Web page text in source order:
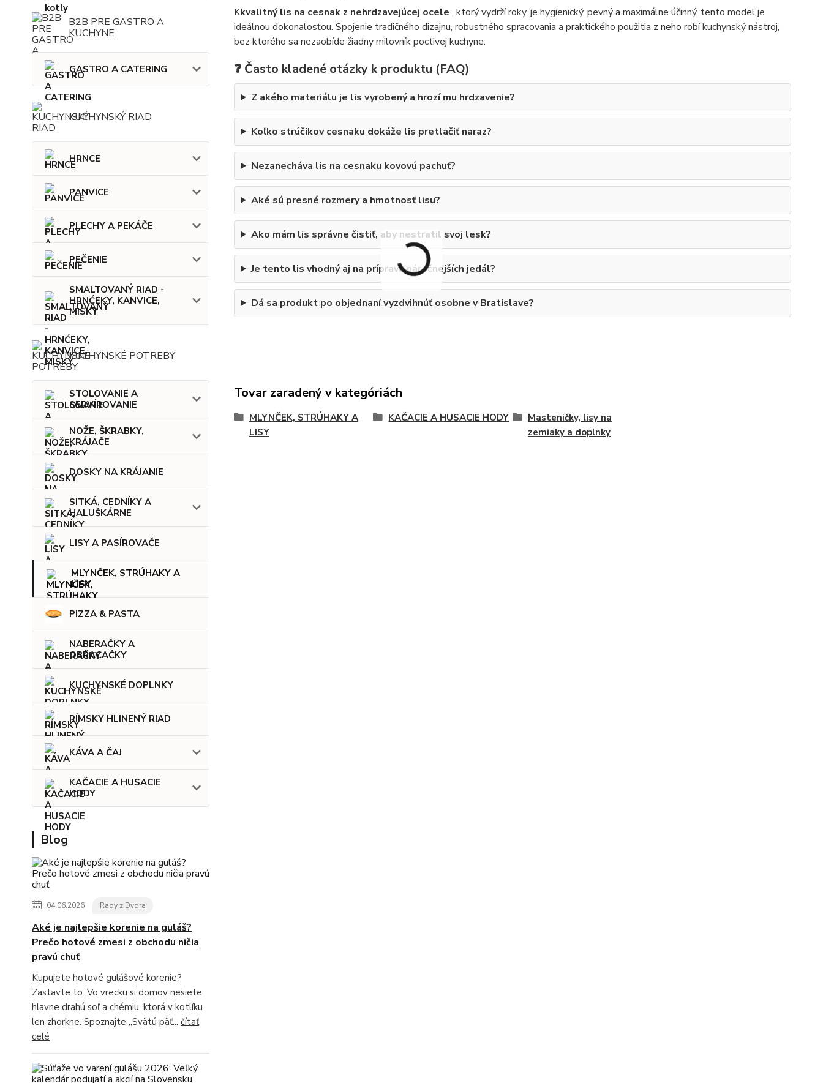
B2B PRE GASTRO A
KUCHYNE
GASTRO A CATERING
KUCHYNSKÝ RIAD
HRNCE
PANVICE
PLECHY A PEKÁČE
PEČENIE
SMALTOVANÝ RIAD -
HRNĆEKY, KANVICE,
MISKY
KUCHYNSKÉ POTREBY
STOLOVANIE A
SERVÍROVANIE
NOŽE, ŠKRABKY,
KRÁJAČE
DOSKY NA KRÁJANIE
SITKÁ, CEDNÍKY A
HALUŠKÁRNE
LISY A PASÍROVAČE
MLYNČEK, STRÚHAKY A
LISY
PIZZA & PASTA
NABERAČKY A
OBRACAČKY
KUCHYNSKÉ DOPLNKY
RÍMSKY HLINENÝ RIAD
KÁVA A ČAJ
KAČACIE A HUSACIE
HODY
Blog
04.06.2026 Rady z Dvora
Aké je najlepšie korenie na guláš?
Prečo hotové zmesi z obchodu ničia
pravú chuť
Kupujete hotové gulášové korenie?
Zastavte to. Vo vrecku si domov nesiete
hlavne drahú soľ a chémiu, ktorá v kotlíku
len zhorkne. Spoznajte „Svätú päť... čítať
celé
Kkvalitný lis na cesnak z nehrdzavejúcej ocele , ktorý vydrží roky, je hygienický, pevný a maximálne účinný, tento model je
ideálnou dokonalosťou. Spojenie tradičného dizajnu, robustného spracovania a praktického použitia z neho robí kuchynský nástroj,
bez ktorého sa nezaobíde žiadny milovník poctivej kuchyne.
❓ Často kladené otázky k produktu (FAQ)
Z akého materiálu je lis vyrobený a hrozí mu hrdzavenie?
Koľko strúčikov cesnaku dokáže lis pretlačiť naraz?
Nezanecháva lis na cesnaku kovovú pachuť?
Aké sú presné rozmery a hmotnosť lisu?
Ako mám lis správne čistiť, aby nestratil svoj lesk?
Je tento lis vhodný aj na prípravu náročnejších jedál?
Dá sa produkt po objednaní vyzdvihnúť osobne v Bratislave?
Tovar zaradený v kategóriách
MLYNČEK, STRÚHAKY A
LISY
KAČACIE A HUSACIE HODY
Masteničky, lisy na
zemiaky a doplnky